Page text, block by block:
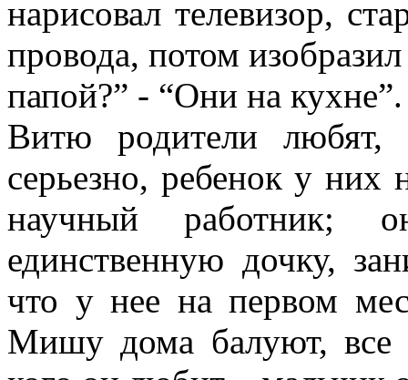
нарисовал телевизор,
провода, потом
папой?” - “Они на кухне”.
Витю родители любят,
серьезно, ребенок у
научный работник;
единственную дочку,
что у нее на первом
Мишу дома балуют, все